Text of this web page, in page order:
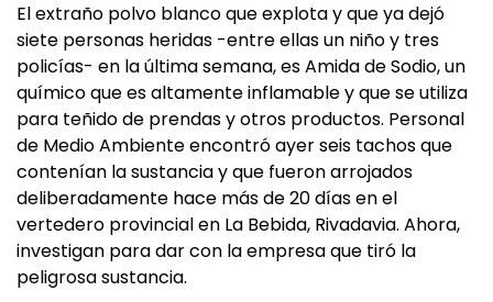
El extraño polvo blanco que explota y que ya dejó
siete personas heridas -entre ellas un niño y tres
policías- en la última semana, es Amida de Sodio, un
químico que es altamente inflamable y que se utiliza
para teñido de prendas y otros productos. Personal
de Medio Ambiente encontró ayer seis tachos que
contenían la sustancia y que fueron arrojados
deliberadamente hace más de 20 días en el
vertedero provincial en La Bebida, Rivadavia. Ahora,
investigan para dar con la empresa que tiró la
peligrosa sustancia.